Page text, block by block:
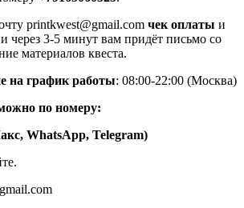
printkwest@gmail.com чек оплаты и
через 3-5 минут вам придёт письмо со
материалов квеста.
на график работы: 08:00-22:00 (Москва)
по номеру:
WhatsApp, Telegram)